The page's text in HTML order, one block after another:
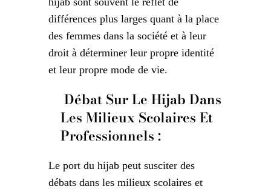
différences plus larges quant à la place
des femmes dans la société et à leur
droit à déterminer leur propre identité
et leur propre mode de vie.
Débat Sur Le Hijab Dans
Les Milieux Scolaires Et
Professionnels :
Le port du hijab peut susciter des
débats dans les milieux scolaires et